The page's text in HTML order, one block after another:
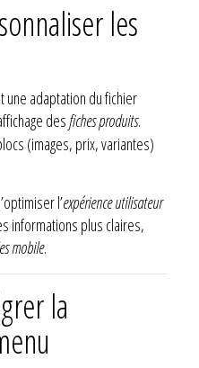
les
une adaptation du fichier
desfiches produits.
(images, prix, variantes)
l’expérience utilisateur
informations plus claires,
mobile.
la